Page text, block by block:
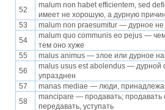
52
malum non habet efficientem, sed
имеет не хорошую, а дурную
53
malum non praesumitur — дурное
54
malum quo communis eo рejus —
тем оно хуже
55
malus animus — злое или дурное
56
malus usus est abolendus — дурной
упразднен
57
manas mediae — люди,
58
mancipare — продавать;
передавать, уступать